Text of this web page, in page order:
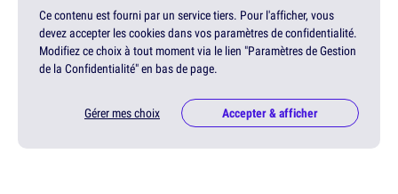
Ce contenu est fourni par un service tiers. Pour l'afficher, vous
devez accepter les cookies dans vos paramètres de confidentialité.
Modifiez ce choix à tout moment via le lien "Paramètres de Gestion
de la Confidentialité" en bas de page.
Gérer mes choix Accepter & afficher